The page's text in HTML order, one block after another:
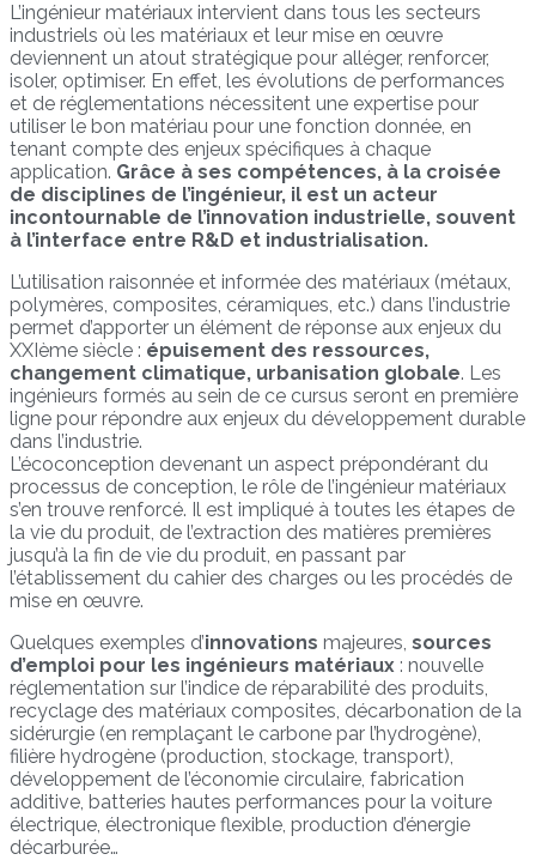
L’ingénieur matériaux intervient dans tous les secteurs
industriels où les matériaux et leur mise en œuvre
deviennent un atout stratégique pour alléger, renforcer,
isoler, optimiser. En effet, les évolutions de performances
et de réglementations nécessitent une expertise pour
utiliser le bon matériau pour une fonction donnée, en
tenant compte des enjeux spécifiques à chaque
application. Grâce à ses compétences, à la croisée
de disciplines de l’ingénieur, il est un acteur
incontournable de l’innovation industrielle, souvent
à l’interface entre R&D et industrialisation.
L’utilisation raisonnée et informée des matériaux (métaux,
polymères, composites, céramiques, etc.) dans l’industrie
permet d’apporter un élément de réponse aux enjeux du
XXIème siècle : épuisement des ressources,
changement climatique, urbanisation globale. Les
ingénieurs formés au sein de ce cursus seront en première
ligne pour répondre aux enjeux du développement durable
dans l’industrie.
L’écoconception devenant un aspect prépondérant du
processus de conception, le rôle de l’ingénieur matériaux
s’en trouve renforcé. Il est impliqué à toutes les étapes de
la vie du produit, de l’extraction des matières premières
jusqu’à la fin de vie du produit, en passant par
l’établissement du cahier des charges ou les procédés de
mise en œuvre.
Quelques exemples d’innovations majeures, sources
d’emploi pour les ingénieurs matériaux : nouvelle
réglementation sur l’indice de réparabilité des produits,
recyclage des matériaux composites, décarbonation de la
sidérurgie (en remplaçant le carbone par l’hydrogène),
filière hydrogène (production, stockage, transport),
développement de l’économie circulaire, fabrication
additive, batteries hautes performances pour la voiture
électrique, électronique flexible, production d’énergie
décarburée…